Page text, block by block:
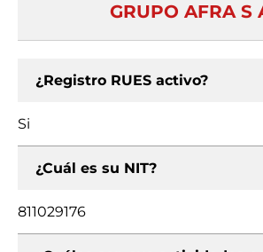
GRUPO AFRA S
¿Registro RUES activo?
Si
¿Cuál es su NIT?
811029176